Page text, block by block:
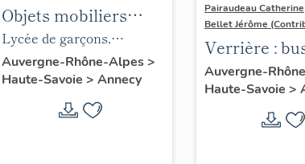
Objets mobiliers
provenant du
Collège Chappuisien
Lycée de garçons,
actuellement Lycée
Claude-Louis-Berthollet
Auvergne-Rhône-Alpes>
Haute-Savoie > Annecy
Pairaudeau Catherine
Bellet Jérôme
Verrière :
Christ
épines,
personnages
Auvergne-
Haute-Savoie >